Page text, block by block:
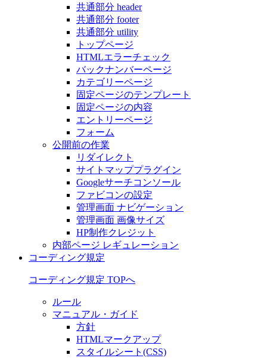
共通部分 header
共通部分 footer
共通部分 utility
トップページ
HTMLエラーチェック
バックナンバーページ
カテゴリーページ
固定ページのテンプレート
固定ページの内容
エントリーページ
フォーム
公開前の作業
リダイレクト
サイトマッププラグイン
Googleサーチコンソール
ファビコンの設定
管理画面 ナビゲーション
管理画面 画像サイズ
HP制作クレジット
内部ページ レギュレーション
コーディング規定
コーディング規定 TOPへ
ルール
マニュアル・ガイド
方針
HTMLマークアップ
スタイルシート(CSS)